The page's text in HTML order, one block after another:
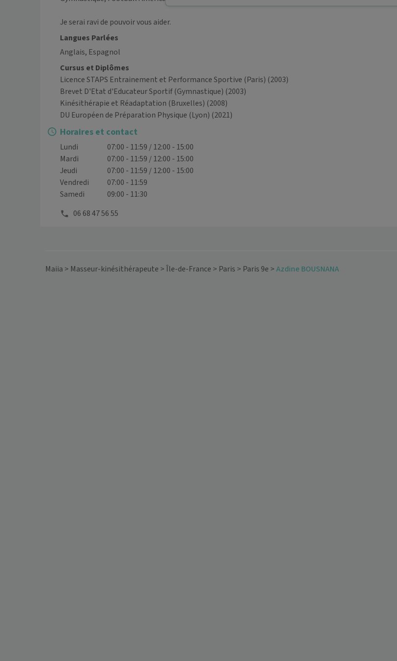
Je serai ravi de pouvoir vous aider.
Langues Parlées
Anglais, Espagnol
Cursus et Diplômes
Licence STAPS Entrainement et Performance Sportive (Paris) (2003)
Brevet D'Etat d'Educateur Sportif (Gymnastique) (2003)
Kinésithérapie et Réadaptation (Bruxelles) (2008)
DU Européen de Préparation Physique (Lyon) (2021)
Horaires et contact
Lundi
07:00 - 11:59 / 12:00 - 15:00
Mardi
07:00 - 11:59 / 12:00 - 15:00
Jeudi
07:00 - 11:59 / 12:00 - 15:00
Vendredi
07:00 - 11:59
Samedi
09:00 - 11:30
06 68 47 56 55
Maiia > Masseur-kinésithérapeute >Île-de-France > Paris > Paris 9e >Azdine BOUSNANA